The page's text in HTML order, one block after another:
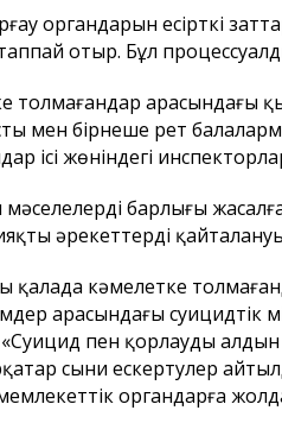
органдарын есірткі
отыр. Бұл
толмағандар арасындағы
мен бірнеше рет
ісі жөніндегі
барлығы
әрекеттердің
қалада кәмелетке
арасындағы суицидтік
«Суицид пен қорлаудың
сыни ескертулер
органдарға